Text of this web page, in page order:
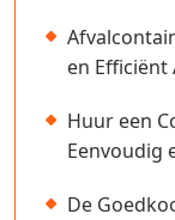
en Efficiënt
Huur een
Eenvoudig
De